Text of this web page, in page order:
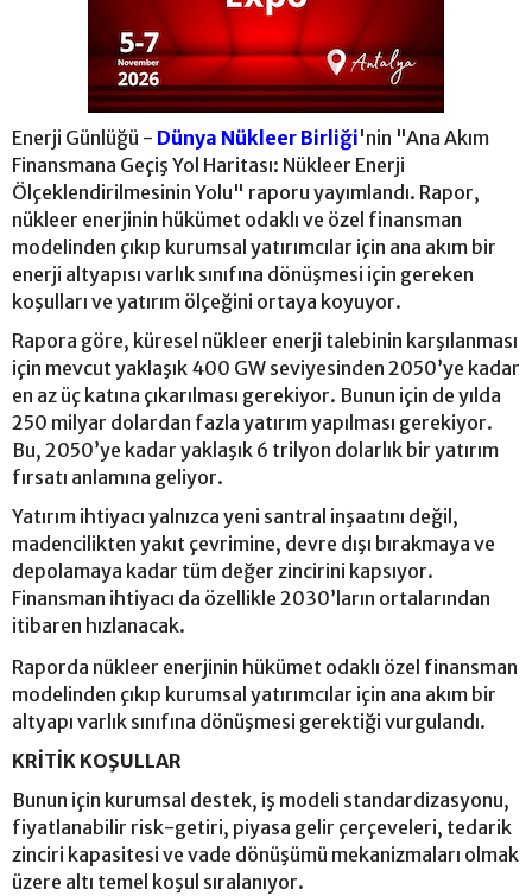
Enerji Günlüğü - Dünya Nükleer Birliği'nin "Ana Akım
Finansmana Geçiş Yol Haritası: Nükleer Enerji
Ölçeklendirilmesinin Yolu" raporu yayımlandı. Rapor,
nükleer enerjinin hükümet odaklı ve özel finansman
modelinden çıkıp kurumsal yatırımcılar için ana akım bir
enerji altyapısı varlık sınıfına dönüşmesi için gereken
koşulları ve yatırım ölçeğini ortaya koyuyor.
Rapora göre, küresel nükleer enerji talebinin karşılanması
için mevcut yaklaşık 400 GW seviyesinden 2050’ye kadar
en az üç katına çıkarılması gerekiyor. Bunun için de yılda
250 milyar dolardan fazla yatırım yapılması gerekiyor.
Bu, 2050’ye kadar yaklaşık 6 trilyon dolarlık bir yatırım
fırsatı anlamına geliyor.
Yatırım ihtiyacı yalnızca yeni santral inşaatını değil,
madencilikten yakıt çevrimine, devre dışı bırakmaya ve
depolamaya kadar tüm değer zincirini kapsıyor.
Finansman ihtiyacı da özellikle 2030’ların ortalarından
itibaren hızlanacak.
Raporda nükleer enerjinin hükümet odaklı özel finansman
modelinden çıkıp kurumsal yatırımcılar için ana akım bir
altyapı varlık sınıfına dönüşmesi gerektiği vurgulandı.
KRİTİK KOŞULLAR
Bunun için kurumsal destek, iş modeli standardizasyonu,
fiyatlanabilir risk-getiri, piyasa gelir çerçeveleri, tedarik
zinciri kapasitesi ve vade dönüşümü mekanizmaları olmak
üzere altı temel koşul sıralanıyor.